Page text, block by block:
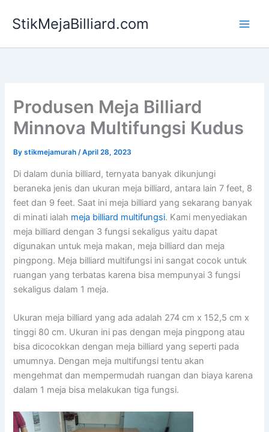
StikMejaBilliard.com
Produsen Meja Billiard
Minnova Multifungsi Kudus
Bystikmejamurah/April 28, 2023
Di dalam dunia billiard, ternyata banyak dikunjungi
beraneka jenis dan ukuran meja billiard, antara lain 7 feet, 8
feet dan 9 feet. Saat ini meja billiard yang sekarang banyak
di minati ialah meja billiard multifungsi. Kami menyediakan
meja billiard dengan 3 fungsi sekaligus yaitu dapat
digunakan untuk meja makan, meja billiard dan meja
pingpong. Meja billiard multifungsi ini sangat cocok untuk
ruangan yang terbatas karena bisa mempunyai 3 fungsi
sekaligus dalam 1 meja.
Ukuran meja billiard yang ada adalah 274 cm x 152,5 cm x
tinggi 80 cm. Ukuran ini pas dengan meja pingpong atau
bisa dicocokkan dengan meja billiard yang seperti pada
umumnya. Dengan meja multifungsi tentu akan
mengehmat dan mempermudah ruangan dan biaya karena
dalam 1 meja bisa melakukan tiga fungsi.